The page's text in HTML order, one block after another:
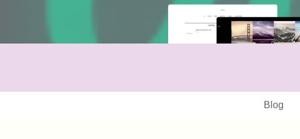
Blog